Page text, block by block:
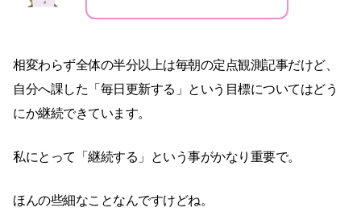
相変わらず全体の半分以上は毎朝の定点観測記事だけど、
自分へ課した「毎日更新する」という目標についてはどう
にか継続できています。
私にとって「継続する」という事がかなり重要で。
ほんの些細なことなんですけどね。